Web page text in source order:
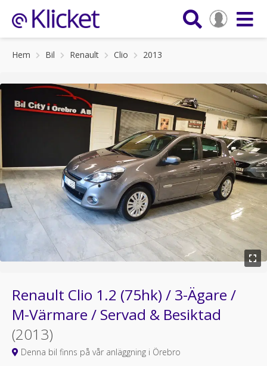
Hem Bil Renault Clio 2013
Renault Clio 1.2 (75hk) / 3-Ägare /
M-Värmare / Servad & Besiktad
(2013)
Denna bil finns på vår anläggning i Örebro